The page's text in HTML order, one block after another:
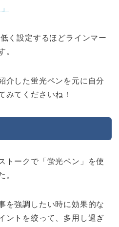
く設定するほどラインマー
。
介した蛍光ペンを元に自分
みてくださいね！
トークで「蛍光ペン」を使
。
を強調したい時に効果的な
ントを絞って、多用し過ぎ